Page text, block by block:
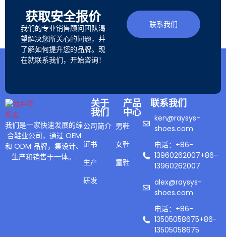
获取安全报价
我们的专业销售顾问团队渴
望解决您所关心的问题，并
了解如何提升您的品牌。现
在就联系我们，开始咨询！
联系我们
我们是一家快速发展的综
合鞋业公司，通过 OEM
和 ODM 品牌，集设计、
生产和销售于一体。.
关于
我们
公司简介
证书
生产
研发
产品
中心
男鞋
女鞋
童鞋
联系我们
ken@raysys-
shoes.com
电话：+86-
13960262007+86-
13960262007
alex@raysys-
shoes.com
电话：+86-
13505058675+86-
13505058675